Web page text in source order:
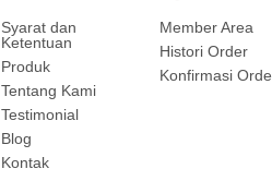
Syarat dan
Ketentuan
Produk
Tentang Kami
Testimonial
Blog
Kontak
Member Area
Histori Order
Konfirmasi